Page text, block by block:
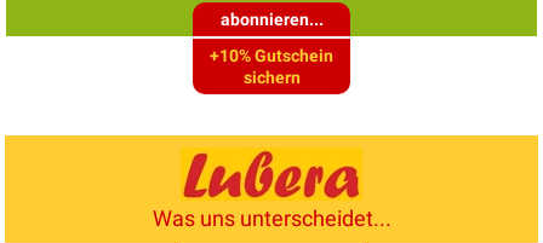
abonnieren...
+10% Gutschein
sichern
Was uns unterscheidet...